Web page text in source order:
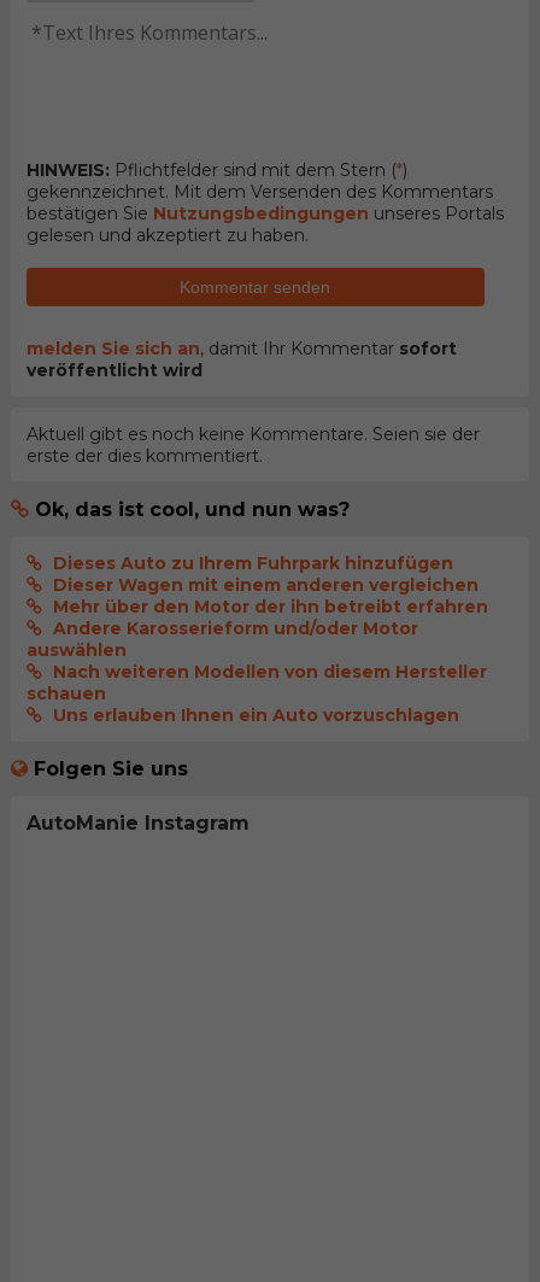
HINWEIS: Pflichtfelder sind mit dem Stern (*)
gekennzeichnet. Mit dem Versenden des Kommentars
bestätigen Sie Nutzungsbedingungen unseres Portals
gelesen und akzeptiert zu haben.
Kommentar senden
melden Sie sich an, damit Ihr Kommentar sofort
veröffentlicht wird
Aktuell gibt es noch keine Kommentare. Seien sie der
erste der dies kommentiert.
Ok, das ist cool, und nun was?
Dieses Auto zu Ihrem Fuhrpark hinzufügen
Dieser Wagen mit einem anderen vergleichen
Mehr über den Motor der ihn betreibt erfahren
Andere Karosserieform und/oder Motor
auswählen
Nach weiteren Modellen von diesem Hersteller
schauen
Uns erlauben Ihnen ein Auto vorzuschlagen
Folgen Sie uns
AutoManie Instagram